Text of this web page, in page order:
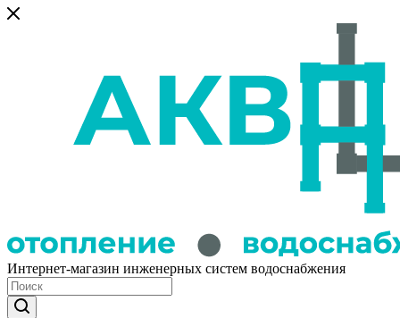
Интернет-магазин инженерных систем водоснабжения